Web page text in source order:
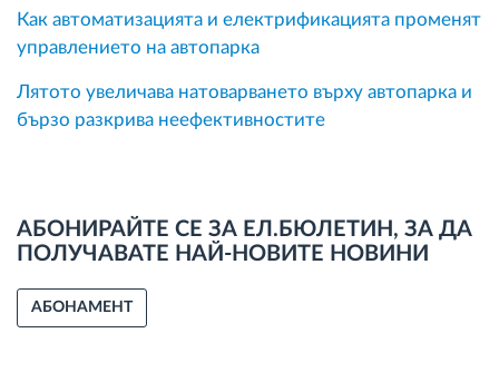
Как автоматизацията и електрификацията променят
управлението на автопарка
Лятото увеличава натоварването върху автопарка и
бързо разкрива неефективностите
АБОНИРАЙТЕ СЕ ЗА ЕЛ.БЮЛЕТИН, ЗА ДА
ПОЛУЧАВАТЕ НАЙ-НОВИТЕ НОВИНИ
АБОНАМЕНТ